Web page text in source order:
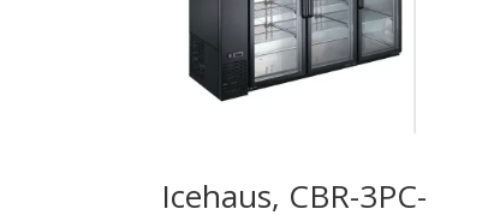
Icehaus, CBR-3PC-